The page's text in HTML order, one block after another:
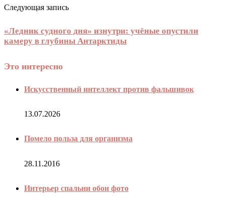
Следующая запись
«Ледник судного дня» изнутри: учёные опустили
камеру в глубины Антарктиды
Это интересно
Искусственный интеллект против фальшивок
13.07.2026
Помело польза для организма
28.11.2016
Интерьер спальни обои фото